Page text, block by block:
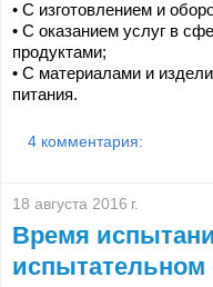
• С изготовлением и
• С оказанием услуг в
продуктами;
• С материалами и
питания.
4 комментария:
18 августа 2016 г.
Время
испытательном